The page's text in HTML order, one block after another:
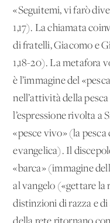
«Seguitemi, vi farò
1,17). La chiamata
di fratelli, Giacomo e
1,18-20). La metafora
è l’immagine del
nell’attività della
l’espressione rivolta a
«pesce vivo» (la
evangelica). Il
«barca» (immagine
al vangelo («gettare la
distinzioni di razza e di